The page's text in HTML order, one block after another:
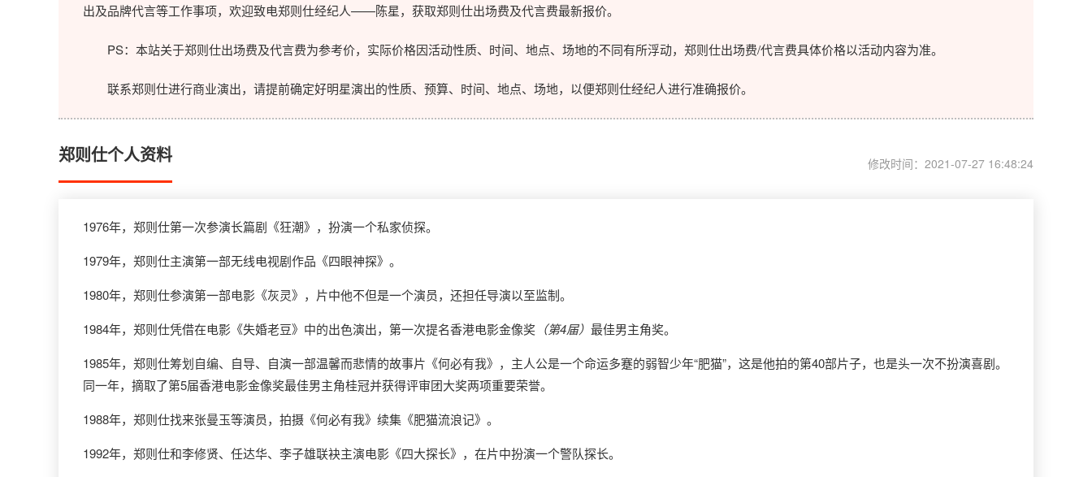
出及品牌代言等工作事项，欢迎致电郑则仕经纪人——陈星，获取郑则仕出场费及代言费最新报价。
PS：本站关于郑则仕出场费及代言费为参考价，实际价格因活动性质、时间、地点、场地的不同有所浮动，郑则仕出场费/代言费具体价格以活动内容为准。
联系郑则仕进行商业演出，请提前确定好明星演出的性质、预算、时间、地点、场地，以便郑则仕经纪人进行准确报价。
郑则仕个人资料 修改时间：2021-07-27 16:48:24
1976年，郑则仕第一次参演长篇剧《狂潮》，扮演一个私家侦探。
1979年，郑则仕主演第一部无线电视剧作品《四眼神探》。
1980年，郑则仕参演第一部电影《灰灵》，片中他不但是一个演员，还担任导演以至监制。
1984年，郑则仕凭借在电影《失婚老豆》中的出色演出，第一次提名香港电影金像奖 （第4届） 最佳男主角奖。
1985年，郑则仕筹划自编、自导、自演一部温馨而悲情的故事片《何必有我》，主人公是一个命运多蹇的弱智少年“肥猫”，这是他拍的第40部片子，也是头一次不扮演喜剧。
同一年，摘取了第5届香港电影金像奖最佳男主角桂冠并获得评审团大奖两项重要荣誉。
1988年，郑则仕找来张曼玉等演员，拍摄《何必有我》续集《肥猫流浪记》。
1992年，郑则仕和李修贤、任达华、李子雄联袂主演电影《四大探长》，在片中扮演一个警队探长。